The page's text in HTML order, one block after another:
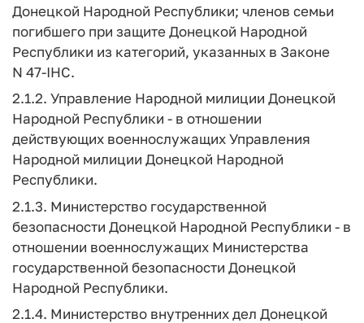
Донецкой Народной Республики; членов семьи
погибшего при защите Донецкой Народной
Республики из категорий, указанных в Законе
N 47-IHC.
2.1.2. Управление Народной милиции Донецкой
Народной Республики - в отношении
действующих военнослужащих Управления
Народной милиции Донецкой Народной
Республики.
2.1.3. Министерство государственной
безопасности Донецкой Народной Республики - в
отношении военнослужащих Министерства
государственной безопасности Донецкой
Народной Республики.
2.1.4. Министерство внутренних дел Донецкой